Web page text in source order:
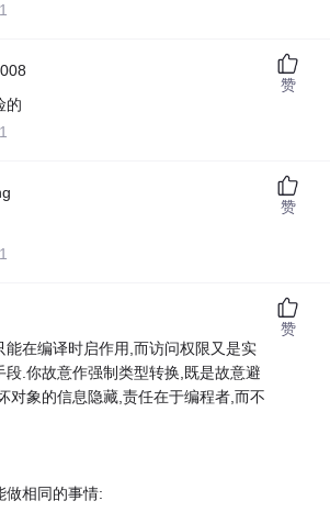
的
赞
赞
能在编译时启作用,而访问权限又是实
段.你故意作强制类型转换,既是故意避
对象的信息隐藏,责任在于编程者,而不
做相同的事情:
赞